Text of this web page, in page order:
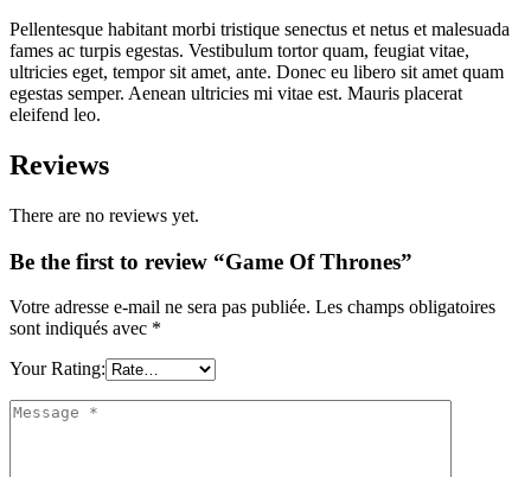
Pellentesque habitant morbi tristique senectus et netus et malesuada
fames ac turpis egestas. Vestibulum tortor quam, feugiat vitae,
ultricies eget, tempor sit amet, ante. Donec eu libero sit amet quam
egestas semper. Aenean ultricies mi vitae est. Mauris placerat
eleifend leo.
Reviews
There are no reviews yet.
Be the first to review “Game Of Thrones”
Votre adresse e-mail ne sera pas publiée. Les champs obligatoires
sont indiqués avec *
Your Rating: